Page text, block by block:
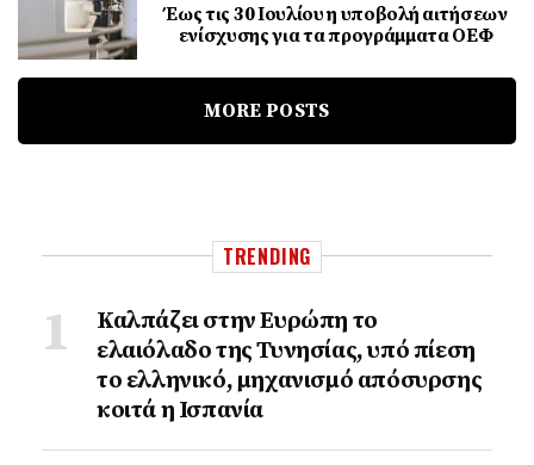
Έως τις 30 Ιουλίου η υποβολή αιτήσεων
ενίσχυσης για τα προγράμματα ΟΕΦ
MORE POSTS
TRENDING
Καλπάζει στην Ευρώπη το
ελαιόλαδο της Τυνησίας, υπό πίεση
το ελληνικό, μηχανισμό απόσυρσης
κοιτά η Ισπανία